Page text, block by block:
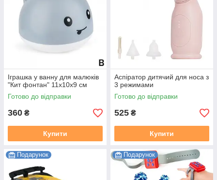
Іграшка у ванну для малюків
"Кит фонтан" 11х10х9 см
Готово до відправки
360 ₴
Купити
Аспіратор дитячий для носа з
3 режимами
Готово до відправки
525 ₴
Купити
Подарунок Подарунок